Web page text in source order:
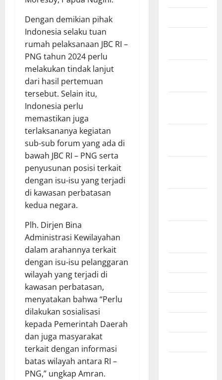
Dengan demikian pihak
Indonesia selaku tuan
rumah pelaksanaan JBC RI –
PNG tahun 2024 perlu
melakukan tindak lanjut
dari hasil pertemuan
tersebut. Selain itu,
Indonesia perlu
memastikan juga
terlaksananya kegiatan
sub-sub forum yang ada di
bawah JBC RI – PNG serta
penyusunan posisi terkait
dengan isu-isu yang terjadi
di kawasan perbatasan
kedua negara.
Plh. Dirjen Bina
Administrasi Kewilayahan
dalam arahannya terkait
dengan isu-isu pelanggaran
wilayah yang terjadi di
kawasan perbatasan,
menyatakan bahwa “Perlu
dilakukan sosialisasi
kepada Pemerintah Daerah
dan juga masyarakat
terkait dengan informasi
batas wilayah antara RI –
PNG,” ungkap Amran.